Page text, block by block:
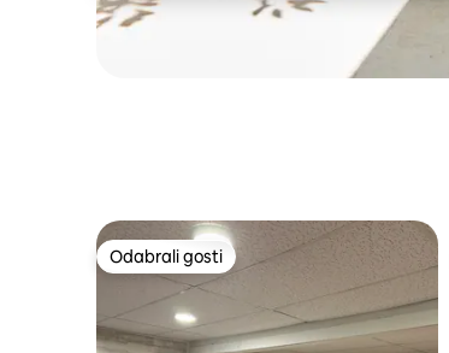
Odabrali gosti
Odabrali gosti